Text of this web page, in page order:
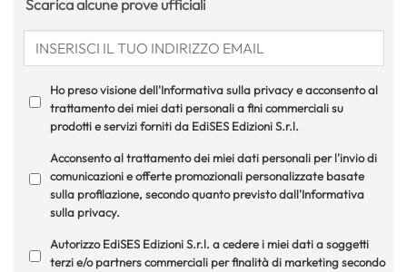
Scarica alcune prove ufficiali
Ho preso visione dell'Informativa sulla privacy e acconsento al
trattamento dei miei dati personali a fini commerciali su
prodotti e servizi forniti da EdiSES Edizioni S.r.l.
Acconsento al trattamento dei miei dati personali per l'invio di
comunicazioni e offerte promozionali personalizzate basate
sulla profilazione, secondo quanto previsto dall'Informativa
sulla privacy.
Autorizzo EdiSES Edizioni S.r.l. a cedere i miei dati a soggetti
terzi e/o partners commerciali per finalità di marketing secondo